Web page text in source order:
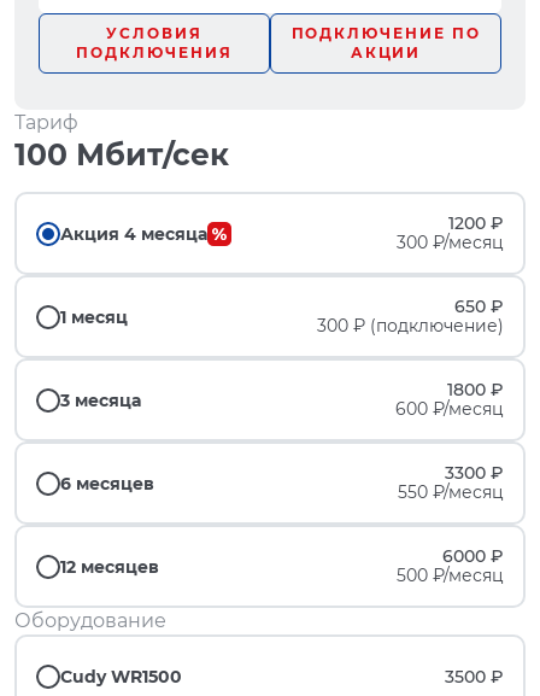
УСЛОВИЯ
ПОДКЛЮЧЕНИЯ
ПОДКЛЮЧЕНИЕ ПО
АКЦИИ
Тариф
100 Мбит/сек
Акция 4 месяца
1200 ₽
300 ₽/месяц
1 месяц
650 ₽
300 ₽ (подключение)
3 месяца
1800 ₽
600 ₽/месяц
6 месяцев
3300 ₽
550 ₽/месяц
12 месяцев
6000 ₽
500 ₽/месяц
Оборудование
Cudy WR1500 3500 ₽